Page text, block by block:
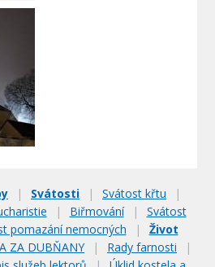
| Svátosti | Svátost křtu
|
| Biřmování |
Svátost
pomazání nemocných |
Život
ZA DUBŇANY | Rady farnosti
|